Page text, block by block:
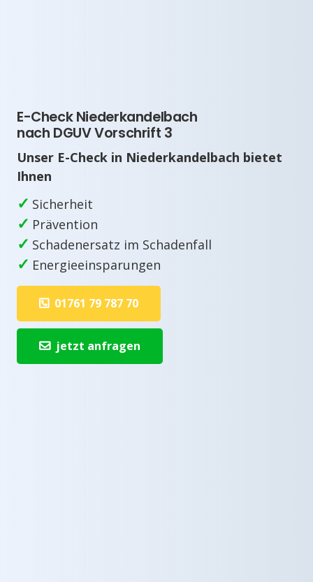
E-Check Niederkandelbach
nach DGUV Vorschrift 3
Unser E-Check in Niederkandelbach bietet
Ihnen
✓ Sicherheit
✓ Prävention
✓ Schadenersatz im Schadenfall
✓ Energieeinsparungen
01761 79 787 70
jetzt anfragen